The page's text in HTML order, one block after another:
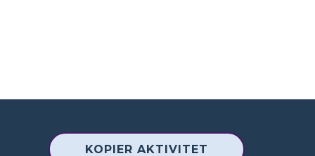
KOPIER AKTIVITET